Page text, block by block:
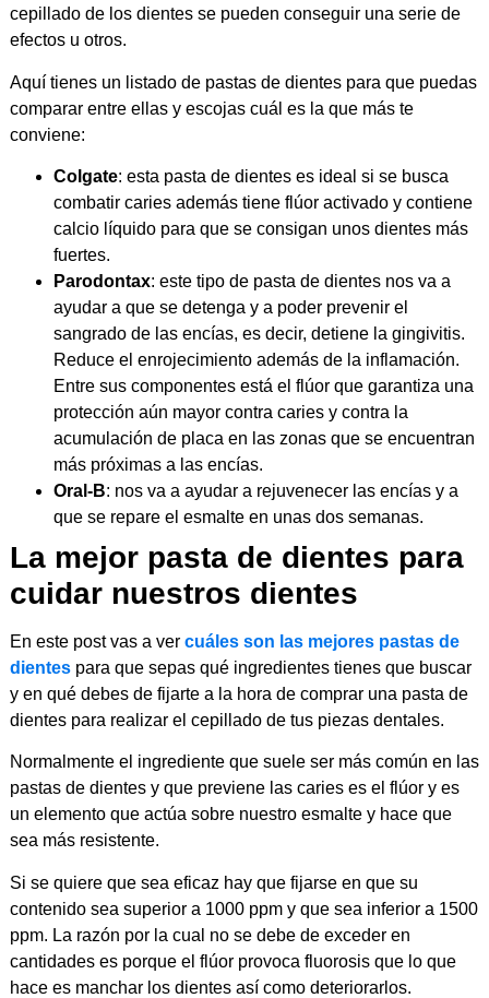
cepillado de los dientes se pueden conseguir una serie de
efectos u otros.
Aquí tienes un listado de pastas de dientes para que puedas
comparar entre ellas y escojas cuál es la que más te
conviene:
Colgate: esta pasta de dientes es ideal si se busca
combatir caries además tiene flúor activado y contiene
calcio líquido para que se consigan unos dientes más
fuertes.
Parodontax: este tipo de pasta de dientes nos va a
ayudar a que se detenga y a poder prevenir el
sangrado de las encías, es decir, detiene la gingivitis.
Reduce el enrojecimiento además de la inflamación.
Entre sus componentes está el flúor que garantiza una
protección aún mayor contra caries y contra la
acumulación de placa en las zonas que se encuentran
más próximas a las encías.
Oral-B: nos va a ayudar a rejuvenecer las encías y a
que se repare el esmalte en unas dos semanas.
La mejor pasta de dientes para
cuidar nuestros dientes
En este post vas a ver cuáles son las mejores pastas de
dientespara que sepas qué ingredientes tienes que buscar
y en qué debes de fijarte a la hora de comprar una pasta de
dientes para realizar el cepillado de tus piezas dentales.
Normalmente el ingrediente que suele ser más común en las
pastas de dientes y que previene las caries es el flúor y es
un elemento que actúa sobre nuestro esmalte y hace que
sea más resistente.
Si se quiere que sea eficaz hay que fijarse en que su
contenido sea superior a 1000 ppm y que sea inferior a 1500
ppm. La razón por la cual no se debe de exceder en
cantidades es porque el flúor provoca fluorosis que lo que
hace es manchar los dientes así como deteriorarlos.